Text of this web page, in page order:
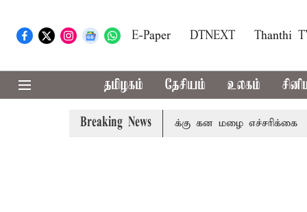
E-Paper DTNEXT Thanthi
தமிழகம் தேசியம் உலகம்
Breaking News
ஆகிய மாவட்டங்களுக்கு கன மழை எச்சரிக்கை